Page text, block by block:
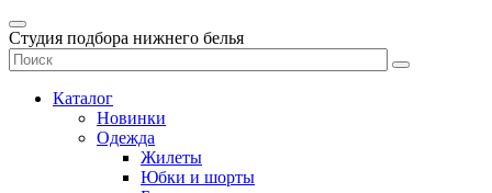
Студия подбора нижнего белья
Каталог
Новинки
Одежда
Жилеты
Юбки и шорты